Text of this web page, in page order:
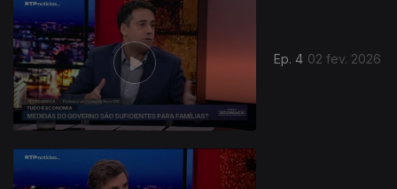
Ep. 4 02 fev. 2026